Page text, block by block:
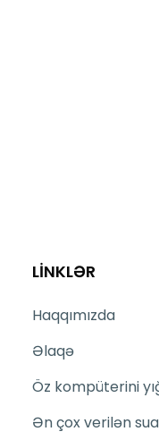
LİNKLƏR
Haqqımızda
Əlaqə
Öz kompüterini
Ən çox verilən